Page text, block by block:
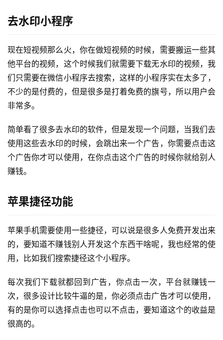
首
页
行
业
快
讯
去水印小程序
现在短视频那么火，你在做短视频的时候，需要搬运一些其
他平台的视频，这个时候我们就需要下载无水印的视频，我
们只需要在微信小程序去搜索，这样的小程序实在太多了，
不少的是付费的，但是很多是打着免费的旗号，所以用户会
非常多。
简单看了很多去水印的软件，但是发现一个问题，当我们去
使用这些去水印的时候，会跳出来一个广告，你需要点击这
个广告你才可以使用，在你点击这个广告的时候你就给别人
赚钱。
苹果捷径功能
苹果手机需要使用一些捷径，可以说是很多人免费开发出来
的，要知道不赚钱别人开发这个东西干啥呢，我也经常的使
用，比如我们搜索捷径这个小程序。
每次我们下载就都回到广告，你点击一次，平台就赚钱一
次，很多设计比较牛逼的是，你必须点击广告才可以使用，
有的是你可以选择点击也可以不点击，要知道这个的收益是
很高的。